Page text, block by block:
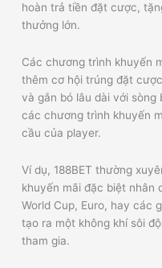
hoàn trả tiền đặt cược,
thưởng lớn.
Các chương trình khuyến
thêm cơ hội trúng đặt
và gắn bó lâu dài với sòng
các chương trình khuyến
cầu của player.
Ví dụ, 188BET thường
khuyến mãi đặc biệt nhân
World Cup, Euro, hay các
tạo ra một không khí sôi
tham gia.